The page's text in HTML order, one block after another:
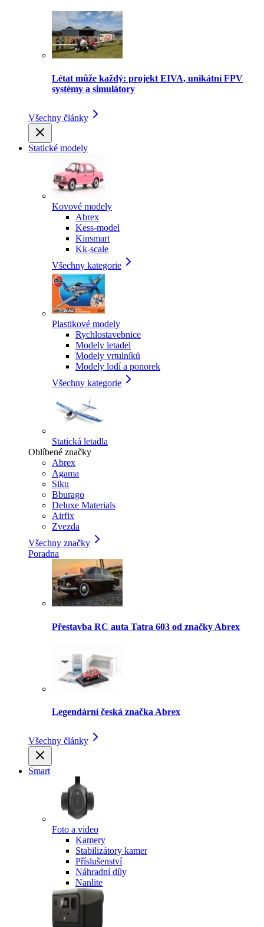
Létat může každý: projekt EIVA, unikátní FPV
systémy a simulátory
Všechny články
Statické modely
Kovové modely
Abrex
Kess-model
Kinsmart
Kk-scale
Všechny kategorie
Plastikové modely
Rychlostavebnice
Modely letadel
Modely vrtulníků
Modely lodí a ponorek
Všechny kategorie
Statická letadla
Oblíbené značky
Abrex
Agama
Siku
Bburago
Deluxe Materials
Airfix
Zvezda
Všechny značky
Poradna
Přestavba RC auta Tatra 603 od značky Abrex
Legendární česká značka Abrex
Všechny články
Smart
Foto a video
Kamery
Stabilizátory kamer
Příslušenství
Náhradní díly
Nanlite